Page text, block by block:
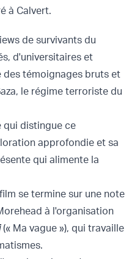
à Calvert.
de survivants du
d'universitaires et
des témoignages bruts et
le régime terroriste du
qui distingue ce
approfondie et sa
qui alimente la
se termine sur une note
à l'organisation
(« Ma vague »), qui travaille